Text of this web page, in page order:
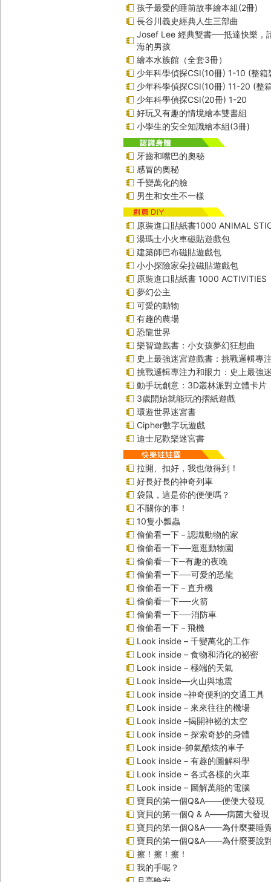
孩子最愛的睡前故事繪本組(2冊)
長谷川義史經典人生三部曲
Josef Lee 經典雙書──抵達快樂，
海的男孩
繪本水族館（全套3冊）
少年科學偵探CSI(10冊) 1-10 (整箱
少年科學偵探CSI(10冊) 11-20 (整
少年科學偵探CSI(20冊) 1-20
好玩又有趣的情境繪本雙書組
小學生的安全知識繪本組(3冊)
牙齒和嘴巴的奧秘
感冒的奧秘
千變萬化的臉
男生和女生不一樣
原裝進口貼紙書1000 ANIMAL
湯瑪士小火車磁貼遊戲包
建築師巴布磁貼遊戲包
小小探險家朵拉磁貼遊戲包
原裝進口貼紙書 1000 ACTIVITIES
夢幻公主
可愛的動物
有趣的農場
恐龍世界
樂智遊戲書：小女孩夢幻狂想曲
史上最強迷宮遊戲書：挑戰邏輯專
挑戰邏輯專注力和眼力：史上最強
動手玩創意：3D叢林派對立體卡片
3歲開始就能玩的摺紙遊戲
環遊世界迷宮書
Cipher數字玩遊戲
迪士尼歡樂迷宮書
拉開、扣好，我也做得到！
好長好長的神奇列車
袋鼠，這是你的便便嗎？
不關你的事！
10隻小瓢蟲
偷偷看一下－認識動物的家
偷偷看一下──逛逛動物園
偷偷看一下─有趣的夜晚
偷偷看一下──可愛的恐龍
偷偷看一下－直升機
偷偷看一下──火箭
偷偷看一下──消防車
偷偷看一下－飛機
Look inside – 千變萬化的工作
Look inside – 食物和消化的祕密
Look inside – 極端的天氣
Look inside—火山與地震
Look inside –神奇便利的交通工具
Look inside – 來來往往的機場
Look inside –揭開神祕的太空
Look inside – 探索奇妙的身體
Look inside-帥氣酷炫的車子
Look inside – 有趣的圖解科學
Look inside – 各式各樣的火車
Look inside – 圖解萬能的電腦
寶貝的第一個Q&A――便便大發現
寶貝的第一個Q & A――病菌大發現
寶貝的第一個Q&A——為什麼要睡
寶貝的第一個Q&A――為什麼要說
擦！擦！擦！
我的手呢？